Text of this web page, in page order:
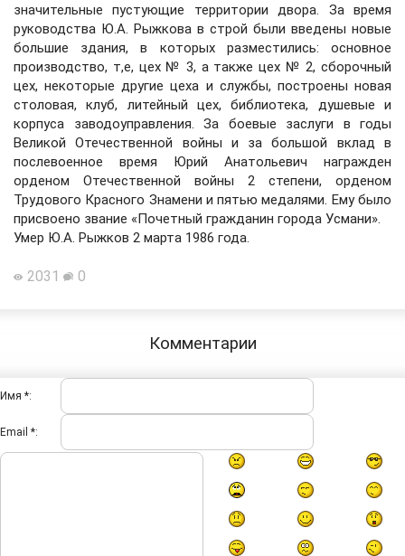
значительные пустующие территории двора. За время
руководства Ю.А. Рыжкова в строй были введены новые
большие здания, в которых разместились: основное
производство, т,е, цех № 3, а также цех № 2, сборочный
цех, некоторые другие цеха и службы, построены новая
столовая, клуб, литейный цех, библиотека, душевые и
корпуса заводоуправления. За боевые заслуги в годы
Великой Отечественной войны и за большой вклад в
послевоенное время Юрий Анатольевич награжден
орденом Отечественной войны 2 степени, орденом
Трудового Красного Знамени и пятью медалями. Ему было
присвоено звание «Почетный гражданин города Усмани».
Умер Ю.А. Рыжков 2 марта 1986 года.
2031 0
Комментарии
Имя *:
Email *: